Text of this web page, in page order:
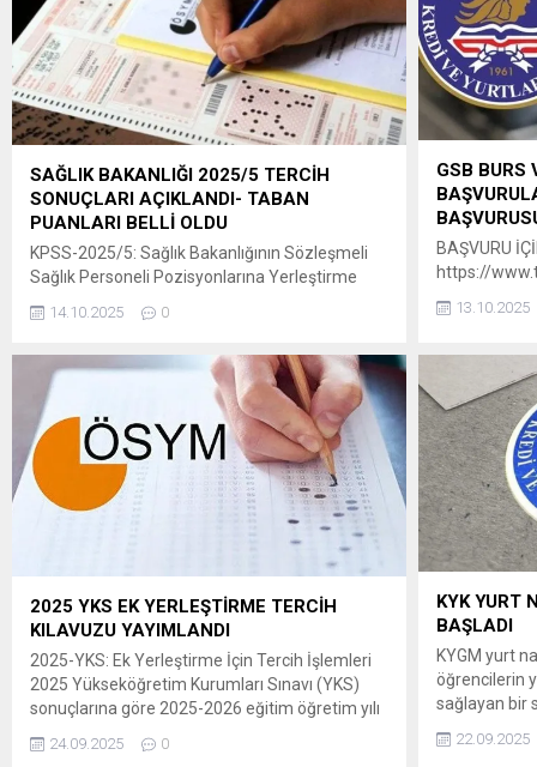
SAĞLIK BAKANLIĞI 2025/5 TERCİH
SONUÇLARI AÇIKLANDI- TABAN
PUANLARI BELLİ OLDU
KPSS-2025/5: Sağlık Bakanlığının Sözleşmeli
Sağlık Personeli Pozisyonlarına Yerleştirme
2025 tarihleri arasında tercihleri alınan KPSS-
personeli pozisyonlarına yerleştirme işlemleri
tamamlanmıştır. ” Adaylar, yerleştirme
sonuçlarına 14 Ekim 2025 tarihinde
saat 15.00’ten itibaren
ÖSYM’nin https://sonuc.osym.gov.tr adresinden
T.C. kimlik numaraları ve aday şifreleriyle
erişebilecektir. Yerleştirme sonuçlarına ilişkin
sayısal bilgiler Ek’te sunulmuştur. Adaylara ve
14.10.2025 0
GSB BURS
BAŞVURU
https://
basvurusu
13.10.2025
2025 YKS EK YERLEŞTİRME TERCİH
KILAVUZU YAYIMLANDI
2025-YKS: Ek Yerleştirme İçin Tercih İşlemleri
2025 Yükseköğretim Kurumları Sınavı (YKS)
sonuçlarına göre 2025-2026 eğitim öğretim yılı
yerleştirme işlemleri, ÖSYM tarafından
24.09.2025 0
KYK YURT
BAŞLADI
KYGM yurt
öğrencilerin
sağlayan bir
platformu
BAŞVURU
22.09.2025